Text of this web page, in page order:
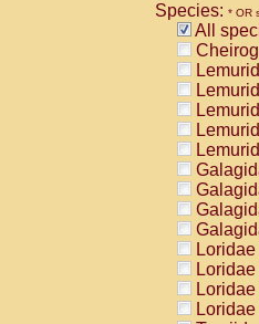
Species: * OR
All
Loridae
Loridae
Loridae
Loridae